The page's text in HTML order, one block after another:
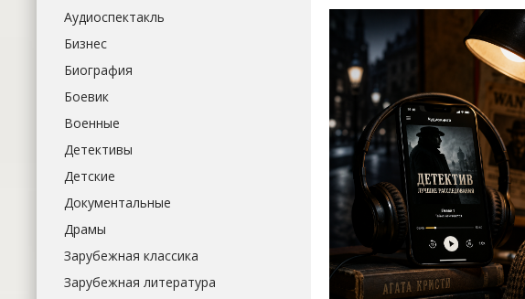
Аудиоспектакль
Бизнес
Биография
Боевик
Военные
Детективы
Детские
Документальные
Драмы
Зарубежная классика
Зарубежная литература